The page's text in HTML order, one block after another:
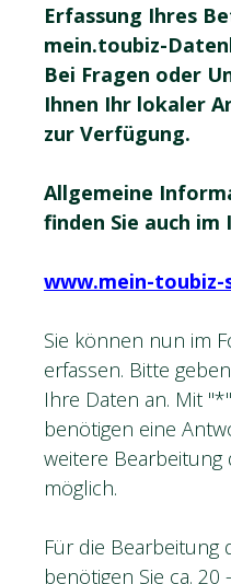
Erfassung Ihres
mein.toubiz-
Bei Fragen oder
Ihnen Ihr lokaler
zur Verfügung.
Allgemeine
finden Sie auch
www.mein-toubiz-
Sie können nun im
erfassen. Bitte
Ihre Daten an. Mit
benötigen eine
weitere
möglich.
Für die Bearbeitung
benötigen Sie ca.